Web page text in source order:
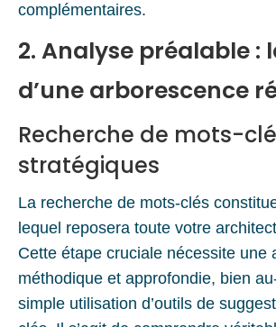
complémentaires.
2. Analyse préalable :
d’une arborescence
Recherche de mots-
stratégiques
La recherche de mots-clés
lequel reposera toute votre
Cette étape cruciale nécessite une
méthodique et approfondie, bien
simple utilisation d’outils de